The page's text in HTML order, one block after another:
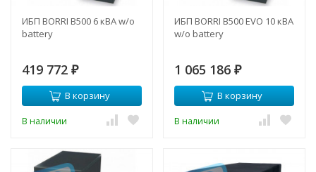
ИБП BORRI B500 6 кВА w/o
battery
419 772 ₽
В корзину
В наличии
ИБП BORRI B500 EVO 10 кВА
w/o battery
1 065 186 ₽
В корзину
В наличии